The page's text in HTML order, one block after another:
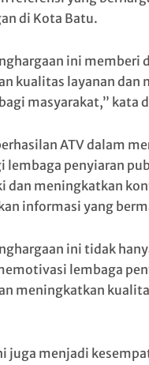
di Kota Batu.
ini memberi
kualitas layanan dan
masyarakat,” kata
ATV dalam
lembaga penyiaran
dan meningkatkan
informasi yang
ini tidak
lembaga
meningkatkan
juga menjadi